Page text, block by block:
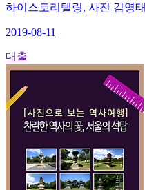
하이스토리텔링, 사진 김영태
2019-08-11
대출